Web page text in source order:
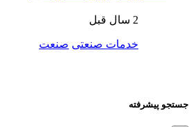
2 سال قبل
خدمات صنعتی صنعت
جستجو پیشرفته